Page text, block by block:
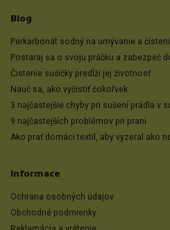
Blog
Perkarbonát sodný na umývanie a
Postaraj sa o svoju práčku a zabezpeč
Čistenie sušičky predĺži jej životnosť
Nauč sa, ako vyčistiť čokoľvek
3 najčastejšie chyby pri sušení prádla v
9 najčastejších problémov pri praní
Ako prať domáci textil, aby vyzeral ako
Informace
Ochrana osobných údajov
Obchodné podmienky